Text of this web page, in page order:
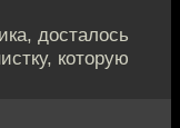
досталось
которую